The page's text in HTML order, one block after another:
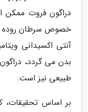
دراگون فروت
خصوص سرطان روده
بدن می گردد،
طبیعی نیز است.
بر اساس تحقیقات،